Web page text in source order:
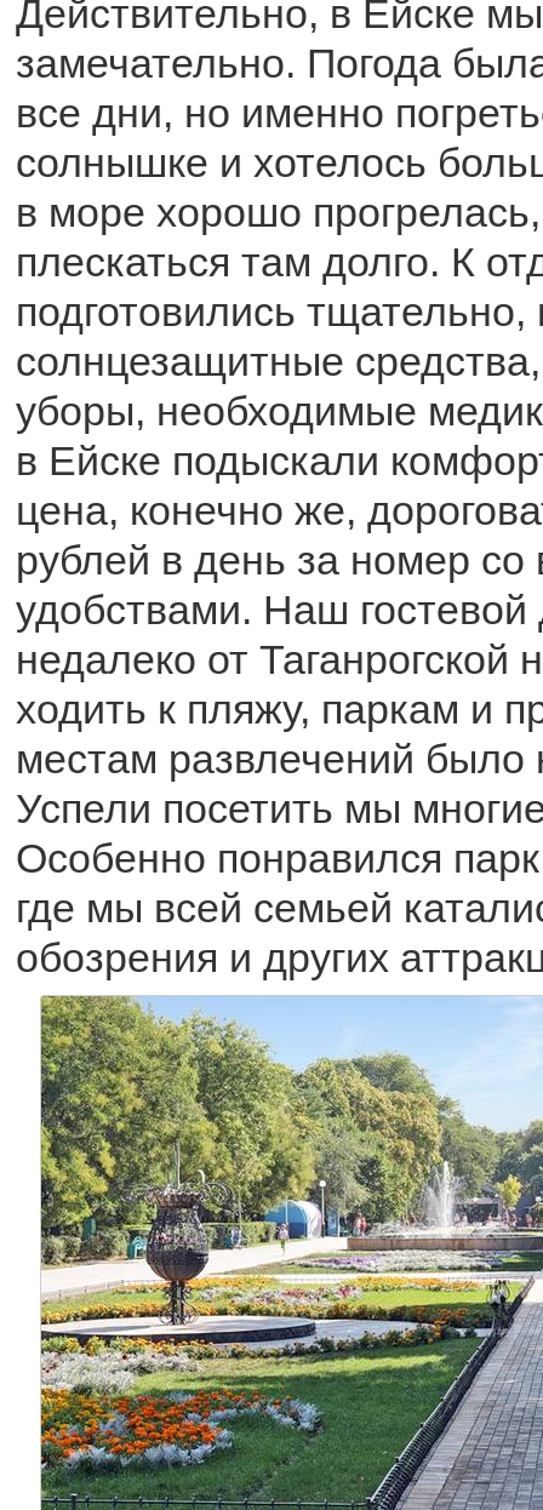
Действительно, в Ейске
замечательно. Погода
все дни, но именно
солнышке и хотелось
в море хорошо
плескаться там долго. К
подготовились тщательно,
солнцезащитные
уборы, необходимые
в Ейске подыскали
цена, конечно же,
рублей в день за номер со
удобствами. Наш
недалеко от Таганрогской
ходить к пляжу, паркам и
местам развлечений было
Успели посетить мы
Особенно понравился
где мы всей семьей
обозрения и других